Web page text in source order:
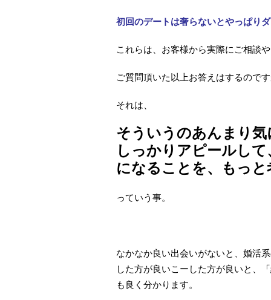
初回のデートは奢らないとやっぱり
これらは、お客様から実際にご相談
ご質問頂いた以上お答えはするので
それは、
そういうのあんまり
しっかりアピールし
になることを、もっ
っていう事。
なかなか良い出会いがないと、婚活
した方が良いこーした方が良いと、
も良く分かります。